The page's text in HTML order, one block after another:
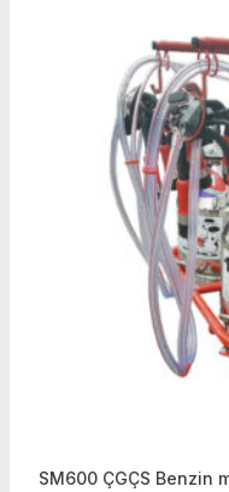
SM600 ÇGÇS Benzin